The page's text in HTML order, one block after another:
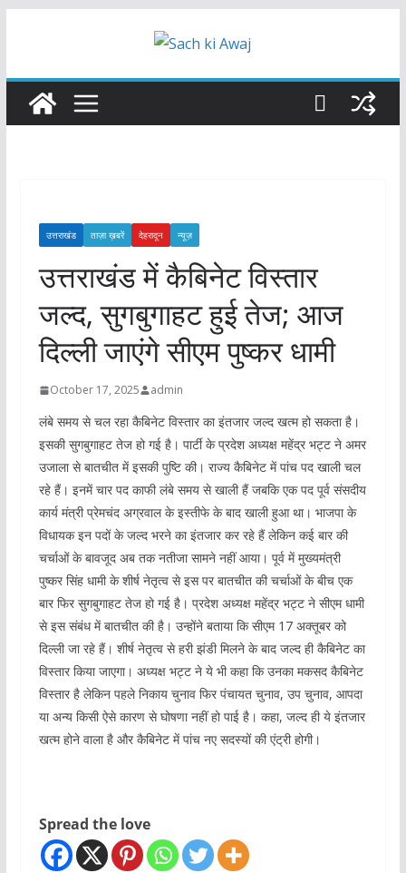
उत्तराखंड ताज़ा ख़बरें देहरादून न्यूज़
उत्तराखंड में कैबिनेट विस्तार
जल्द, सुगबुगाहट हुई तेज; आज
दिल्ली जाएंगे सीएम पुष्कर धामी
October 17, 2025 admin
लंबे समय से चल रहा कैबिनेट विस्तार का इंतजार जल्द खत्म हो सकता है।
इसकी सुगबुगाहट तेज हो गई है। पार्टी के प्रदेश अध्यक्ष महेंद्र भट्ट ने अमर
उजाला से बातचीत में इसकी पुष्टि की। राज्य कैबिनेट में पांच पद खाली चल
रहे हैं। इनमें चार पद काफी लंबे समय से खाली हैं जबकि एक पद पूर्व संसदीय
कार्य मंत्री प्रेमचंद अग्रवाल के इस्तीफे के बाद खाली हुआ था। भाजपा के
विधायक इन पदों के जल्द भरने का इंतजार कर रहे हैं लेकिन कई बार की
चर्चाओं के बावजूद अब तक नतीजा सामने नहीं आया। पूर्व में मुख्यमंत्री
पुष्कर सिंह धामी के शीर्ष नेतृत्व से इस पर बातचीत की चर्चाओं के बीच एक
बार फिर सुगबुगाहट तेज हो गई है। प्रदेश अध्यक्ष महेंद्र भट्ट ने सीएम धामी
से इस संबंध में बातचीत की है। उन्होंने बताया कि सीएम 17 अक्तूबर को
दिल्ली जा रहे हैं। शीर्ष नेतृत्व से हरी झंडी मिलने के बाद जल्द ही कैबिनेट का
विस्तार किया जाएगा। अध्यक्ष भट्ट ने ये भी कहा कि उनका मकसद कैबिनेट
विस्तार है लेकिन पहले निकाय चुनाव फिर पंचायत चुनाव, उप चुनाव, आपदा
या अन्य किसी ऐसे कारण से घोषणा नहीं हो पाई है। कहा, जल्द ही ये इंतजार
खत्म होने वाला है और कैबिनेट में पांच नए सदस्यों की एंट्री होगी।
Spread the love